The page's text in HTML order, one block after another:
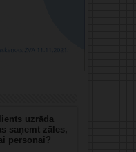
uzrāda
saņemt zāles,
personai?